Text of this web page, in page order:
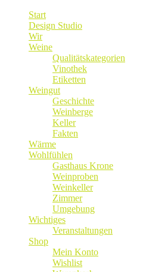
Start
Design Studio
Wir
Weine
Qualitätskategorien
Vinothek
Etiketten
Weingut
Geschichte
Weinberge
Keller
Fakten
Wärme
Wohlfühlen
Gasthaus Krone
Weinproben
Weinkeller
Zimmer
Umgebung
Wichtiges
Veranstaltungen
Shop
Mein Konto
Wishlist